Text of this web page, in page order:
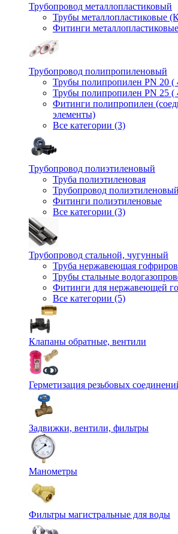
Трубопровод металлопластиковый
Трубы металлопластиковые
Фитинги металлопластиковые
Трубопровод полипропиленовый
Трубы полипропилен PN 20 (
Трубы полипропилен PN 25 (
Фитинги полипропилен
элементы)
Все категории (3)
Трубопровод полиэтиленовый
Труба полиэтиленовая
Трубопровод
Фитинги полиэтиленовые
Все категории (3)
Трубопровод стальной, чугунный
Труба нержавеющая
Трубы стальные
Фитинги для нержавеющей
Все категории (5)
Клапаны обратные, вентили
Герметизация резьбовых
Задвижки, вентили, фильтры
Манометры
Фильтры магистральные для воды